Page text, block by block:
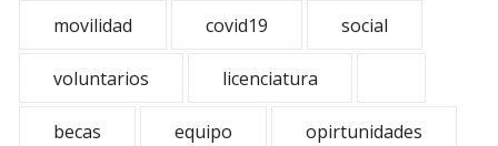
movilidad covid19 social
voluntarios licenciatura
becas equipo opirtunidades